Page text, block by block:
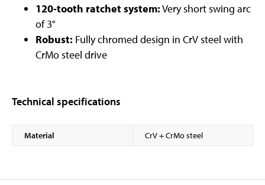
120-tooth ratchet system:Very short swing arc
of 3°
Robust: Fully chromed design in CrV steel with
CrMo steel drive
Technical specifications
Material CrV + CrMo steel